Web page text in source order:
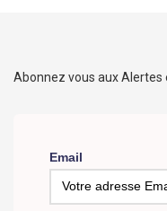
Abonnez vous aux
Email